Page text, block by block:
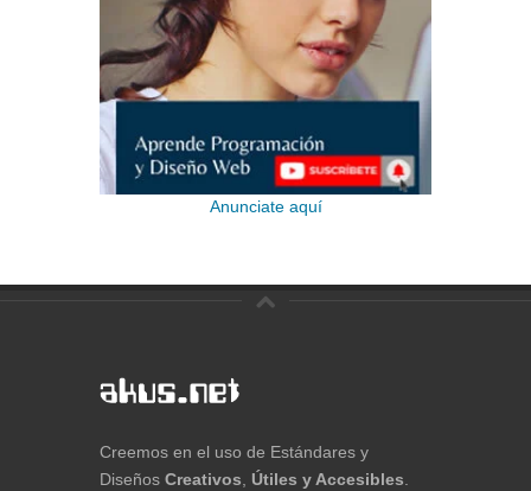
Anunciate aquí
Creemos en el uso de Estándares y
Diseños Creativos, Útiles y Accesibles.